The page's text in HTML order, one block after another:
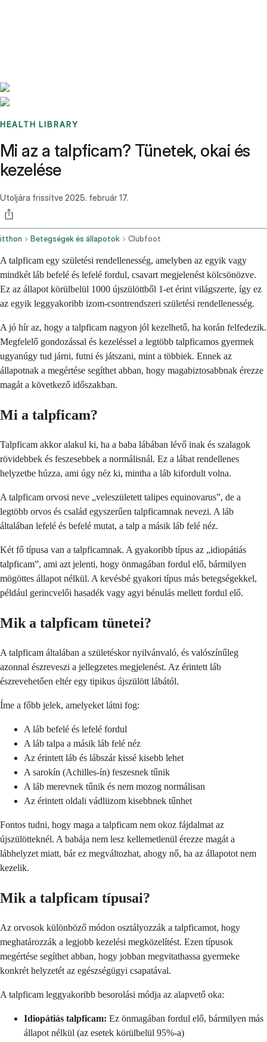
HEALTH LIBRARY
Mi az a talpficam? Tünetek, okai és
kezelése
Utoljára frissítve 2025. február 17.
itthon Betegségek és állapotok Clubfoot
A talpficam egy születési rendellenesség, amelyben az egyik vagy
mindkét láb befelé és lefelé fordul, csavart megjelenést kölcsönözve.
Ez az állapot körülbelül 1000 újszülöttből 1-et érint világszerte, így ez
az egyik leggyakoribb izom-csontrendszeri születési rendellenesség.
A jó hír az, hogy a talpficam nagyon jól kezelhető, ha korán felfedezik.
Megfelelő gondozással és kezeléssel a legtöbb talpficamos gyermek
ugyanúgy tud járni, futni és játszani, mint a többiek. Ennek az
állapotnak a megértése segíthet abban, hogy magabiztosabbnak érezze
magát a következő időszakban.
Mi a talpficam?
Talpficam akkor alakul ki, ha a baba lábában lévő inak és szalagok
rövidebbek és feszesebbek a normálisnál. Ez a lábat rendellenes
helyzetbe húzza, ami úgy néz ki, mintha a láb kifordult volna.
A talpficam orvosi neve „veleszületett talipes equinovarus”, de a
legtöbb orvos és család egyszerűen talpficamnak nevezi. A láb
általában lefelé és befelé mutat, a talp a másik láb felé néz.
Két fő típusa van a talpficamnak. A gyakoribb típus az „idiopátiás
talpficam”, ami azt jelenti, hogy önmagában fordul elő, bármilyen
mögöttes állapot nélkül. A kevésbé gyakori típus más betegségekkel,
például gerincvelői hasadék vagy agyi bénulás mellett fordul elő.
Mik a talpficam tünetei?
A talpficam általában a születéskor nyilvánvaló, és valószínűleg
azonnal észreveszi a jellegzetes megjelenést. Az érintett láb
észrevehetően eltér egy tipikus újszülött lábától.
Íme a főbb jelek, amelyeket látni fog:
A láb befelé és lefelé fordul
A láb talpa a másik láb felé néz
Az érintett láb és lábszár kissé kisebb lehet
A sarokín (Achilles-ín) feszesnek tűnik
A láb merevnek tűnik és nem mozog normálisan
Az érintett oldali vádliizom kisebbnek tűnhet
Fontos tudni, hogy maga a talpficam nem okoz fájdalmat az
újszülötteknél. A babája nem lesz kellemetlenül érezze magát a
lábhelyzet miatt, bár ez megváltozhat, ahogy nő, ha az állapotot nem
kezelik.
Mik a talpficam típusai?
Az orvosok különböző módon osztályozzák a talpficamot, hogy
meghatározzák a legjobb kezelési megközelítést. Ezen típusok
megértése segíthet abban, hogy jobban megvitathassa gyermeke
konkrét helyzetét az egészségügyi csapatával.
A talpficam leggyakoribb besorolási módja az alapvető oka:
Idiopátiás talpficam: Ez önmagában fordul elő, bármilyen más
állapot nélkül (az esetek körülbelül 95%-a)